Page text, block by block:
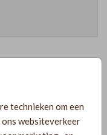
technieken om een
websiteverkeer